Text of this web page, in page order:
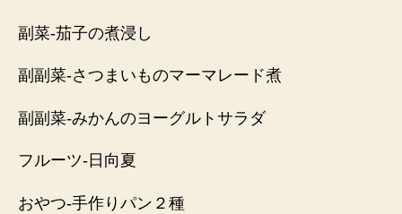
副菜-茄子の煮浸し
副副菜-さつまいものマーマレード煮
副副菜-みかんのヨーグルトサラダ
フルーツ-日向夏
おやつ-手作りパン２種